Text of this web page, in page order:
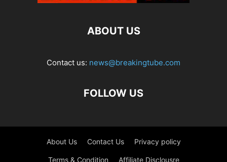
ABOUT US
Contact us: news@breakingtube.com
FOLLOW US
About Us Contact Us Privacy policy
Terms & Condition Affiliate Disclousre